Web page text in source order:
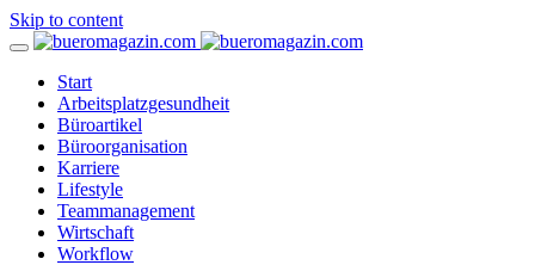
Skip to content
Start
Arbeitsplatzgesundheit
Büroartikel
Büroorganisation
Karriere
Lifestyle
Teammanagement
Wirtschaft
Workflow